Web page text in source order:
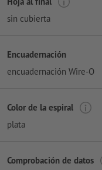
sin cubierta
Encuadernación
encuadernación Wire-O
Color de la espiral
plata
Comprobación de datos